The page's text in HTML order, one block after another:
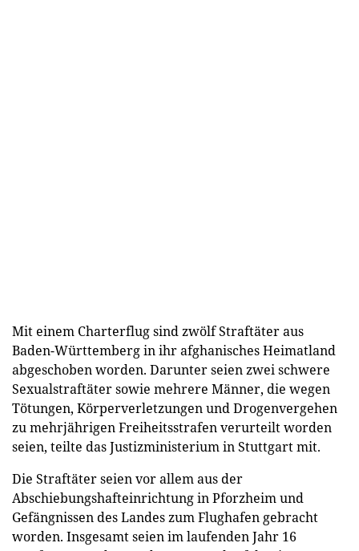
Mit einem Charterflug sind zwölf Straftäter aus
Baden-Württemberg in ihr afghanisches Heimatland
abgeschoben worden. Darunter seien zwei schwere
Sexualstraftäter sowie mehrere Männer, die wegen
Tötungen, Körperverletzungen und Drogenvergehen
zu mehrjährigen Freiheitsstrafen verurteilt worden
seien, teilte das Justizministerium in Stuttgart mit.
Die Straftäter seien vor allem aus der
Abschiebungshafteinrichtung in Pforzheim und
Gefängnissen des Landes zum Flughafen gebracht
worden. Insgesamt seien im laufenden Jahr 16